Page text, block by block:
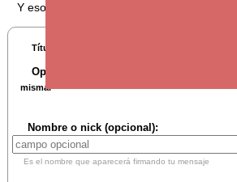
Y eso está feo.
Título:
Opina sobre esta intervención:
misma.
Nombre o nick (opcional):
Es el nombre que aparecerá firmando tu mensaje